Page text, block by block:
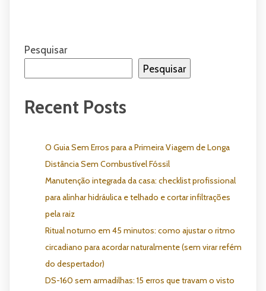
Pesquisar
Pesquisar
Recent Posts
O Guia Sem Erros para a Primeira Viagem de Longa
Distância Sem Combustível Fóssil
Manutenção integrada da casa: checklist profissional
para alinhar hidráulica e telhado e cortar infiltrações
pela raiz
Ritual noturno em 45 minutos: como ajustar o ritmo
circadiano para acordar naturalmente (sem virar refém
do despertador)
DS-160 sem armadilhas: 15 erros que travam o visto